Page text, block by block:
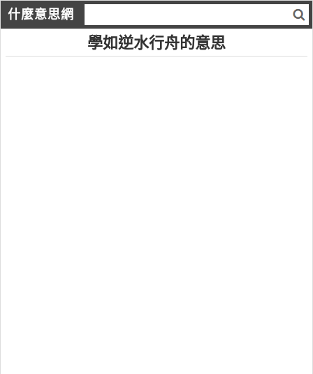
什麼意思網
學如逆水行舟的意思